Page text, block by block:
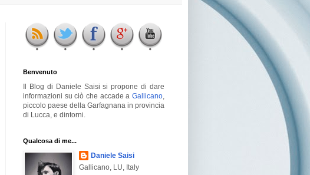
Benvenuto
Il Blog di Daniele Saisi si propone di dare
informazioni su ciò che accade a Gallicano
piccolo paese della Garfagnana in provincia
di Lucca, e dintorni.
Qualcosa di me...
Daniele Saisi
Gallicano, LU, Italy